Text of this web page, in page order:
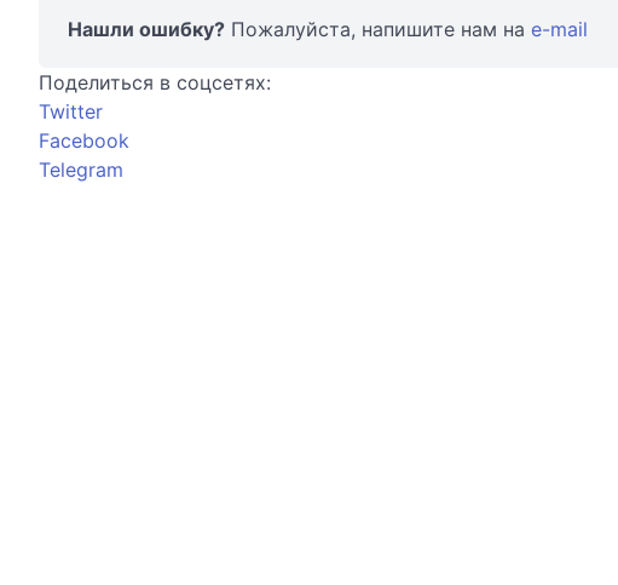
Нашли ошибку? Пожалуйста, напишите нам на e-mail
Поделиться в соцсетях:
Twitter
Facebook
Telegram